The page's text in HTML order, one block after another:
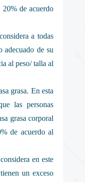
de acuerdo
a todas
adecuado de su
al peso/ talla al
grasa. En esta
las personas
grasa corporal
de acuerdo al
en este
un exceso